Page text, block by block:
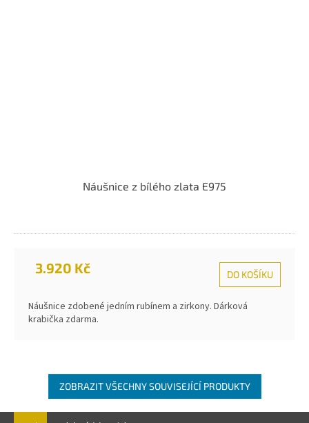
Náušnice z bílého zlata E975
3.920 Kč DO KOŠÍKU
Náušnice zdobené jedním rubínem a zirkony. Dárková
krabička zdarma.
ZOBRAZIT VŠECHNY SOUVISEJÍCÍ PRODUKTY